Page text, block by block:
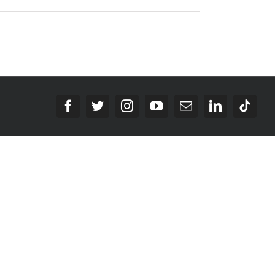
Facebook
TwitterInstagram
YouTube
E-
LinkedIn